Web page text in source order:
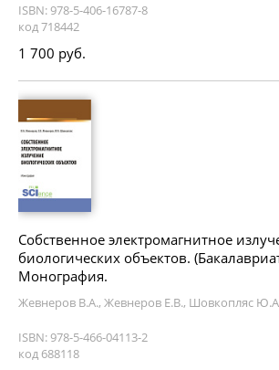
ISBN: 978-5-406-16787-8
код 718442
1 700 руб.
Собственное электромагнитное
биологических объектов.
Монография.
Жевнеров В.А., Жевнеров Е.В., Шовкопляс
ISBN: 978-5-466-04113-2
код 688118